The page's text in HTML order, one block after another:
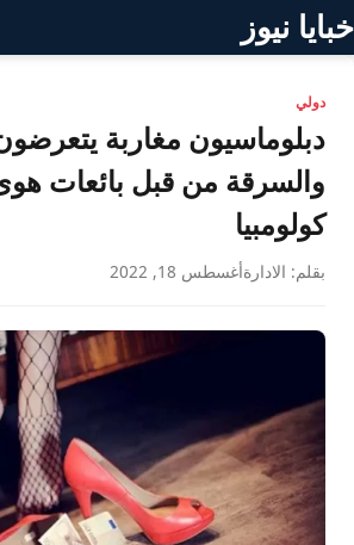
خبايا نيوز
دولي
دبلوماسيون مغاربة
والسرقة من قبل بائعات
كولومبيا
بقلم: الادارةأغسطس 18, 2022